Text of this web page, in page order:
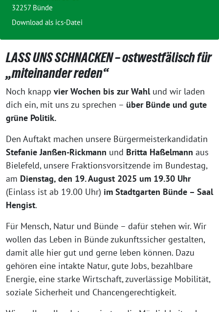
LASS UNS SCHNACKEN – ostwestfälisch für
„miteinander reden“
Noch knapp vier Wochen bis zur Wahlund wir laden
dich ein, mit uns zu sprechen – über Bünde und gute
grüne Politik.
Den Auftakt machen unsere Bürgermeisterkandidatin
Stefanie Janßen-Rickmann und Britta Haßelmann aus
Bielefeld, unsere Fraktionsvorsitzende im Bundestag,
am Dienstag, den 19. August 2025 um 19.30 Uhr
(Einlass ist ab 19.00 Uhr) im Stadtgarten Bünde – Saal
Hengist.
Für Mensch, Natur und Bünde – dafür stehen wir. Wir
wollen das Leben in Bünde zukunftssicher gestalten,
damit alle hier gut und gerne leben können. Dazu
gehören eine intakte Natur, gute Jobs, bezahlbare
Energie, eine starke Wirtschaft, zuverlässige Mobilität,
soziale Sicherheit und Chancengerechtigkeit.
32257 Bünde
Download als ics-Datei